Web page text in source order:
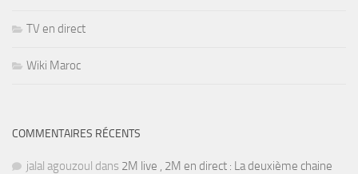
TV en direct
Wiki Maroc
COMMENTAIRES RÉCENTS
jalal agouzoul dans 2M live , 2M en direct : La deuxième chaine